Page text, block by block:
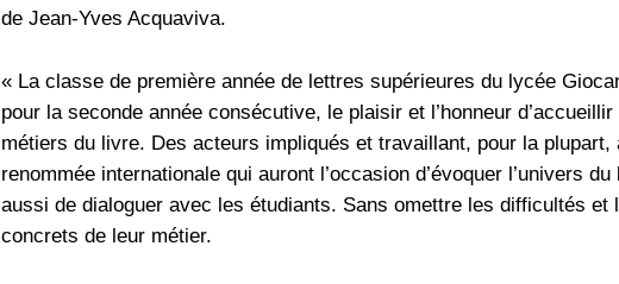
de Jean-Yves Acquaviva.
« La classe de première année de lettres supérieures du lycée
pour la seconde année consécutive, le plaisir et l’honneur
métiers du livre. Des acteurs impliqués et travaillant, pour la plupart,
renommée internationale qui auront l’occasion d’évoquer l’univers
aussi de dialoguer avec les étudiants. Sans omettre les difficultés et
concrets de leur métier.